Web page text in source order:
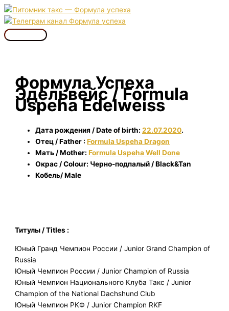
Перейти
к
содержимому
Главное
Формула Успеха
Эдельвейс / Formula
Uspeha Edelweiss
Дата рождения / Date of birth:22.07.2020.
Отец / Father :Formula Uspeha Dragon
Мать / Mother:Formula Uspeha Well Done
Окрас / Colour: Черно-подпалый / Black&Tan
Кобель/ Male
Титулы / Titles :
Юный Гранд Чемпион России / Junior Grand Champion of
Russia
Юный Чемпион России / Junior Champion of Russia
Юный Чемпион Национального Клуба Такс / Junior
Champion of the National Dachshund Club
Юный Чемпион РКФ / Junior Champion RKF